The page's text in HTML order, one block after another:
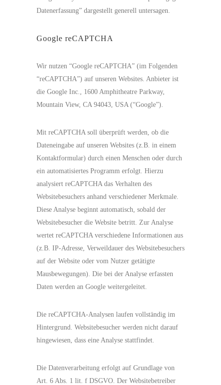
Datenerfassung” dargestellt generell untersagen.
Google reCAPTCHA
Wir nutzen “Google reCAPTCHA” (im Folgenden
“reCAPTCHA”) auf unseren Websites. Anbieter ist
die Google Inc., 1600 Amphitheatre Parkway,
Mountain View, CA 94043, USA (“Google”).
Mit reCAPTCHA soll überprüft werden, ob die
Dateneingabe auf unseren Websites (z.B. in einem
Kontaktformular) durch einen Menschen oder durch
ein automatisiertes Programm erfolgt. Hierzu
analysiert reCAPTCHA das Verhalten des
Websitebesuchers anhand verschiedener Merkmale.
Diese Analyse beginnt automatisch, sobald der
Websitebesucher die Website betritt. Zur Analyse
wertet reCAPTCHA verschiedene Informationen aus
(z.B. IP-Adresse, Verweildauer des Websitebesuchers
auf der Website oder vom Nutzer getätigte
Mausbewegungen). Die bei der Analyse erfassten
Daten werden an Google weitergeleitet.
Die reCAPTCHA-Analysen laufen vollständig im
Hintergrund. Websitebesucher werden nicht darauf
hingewiesen, dass eine Analyse stattfindet.
Die Datenverarbeitung erfolgt auf Grundlage von
Art. 6 Abs. 1 lit. f DSGVO. Der Websitebetreiber